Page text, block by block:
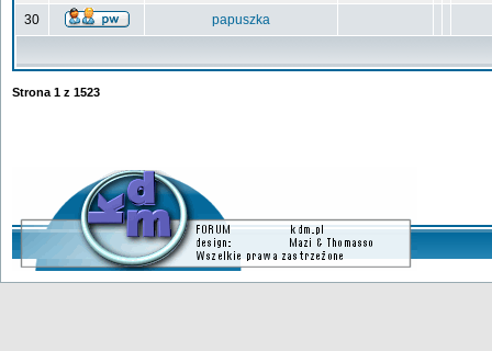
30 papuszka
Strona 1 z 1523